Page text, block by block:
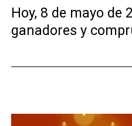
Hoy, 8 de mayo de
ganadores y